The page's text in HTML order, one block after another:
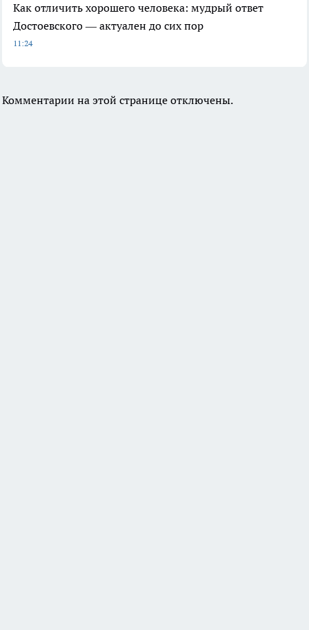
Как отличить хорошего человека: мудрый ответ
Достоевского — актуален до сих пор
11:24
Комментарии на этой странице отключены.